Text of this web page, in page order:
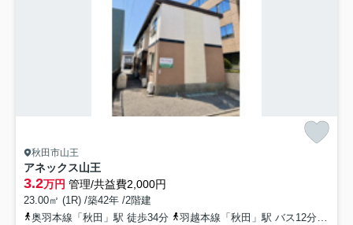
秋田市山王
アネックス山王
3.2万円 管理/共益費2,000円
23.00㎡ (1R) /築42年 /2階建
奥羽本線「秋田」駅 徒歩34分
羽越本線「秋田」駅 バス12分 秋田中央交通「県庁市役所前（秋田県）」 停歩6分